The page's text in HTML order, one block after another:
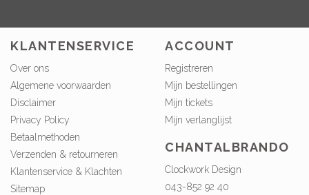
KLANTENSERVICE
Over ons
Algemene voorwaarden
Disclaimer
Privacy Policy
Betaalmethoden
Verzenden & retourneren
Klantenservice & Klachten
Sitemap
ACCOUNT
Registreren
Mijn bestellingen
Mijn tickets
Mijn verlanglijst
CHANTALBRANDO
Clockwork Design
043-852 92 40